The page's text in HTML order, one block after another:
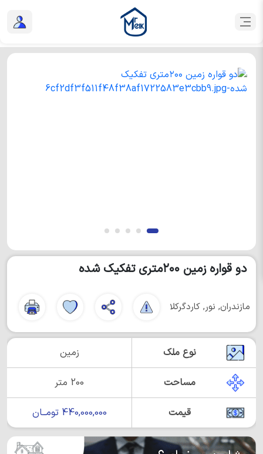
دو قواره زمین ۲۰۰متری تفکیک شده
مازندران, نور, کاردگرکلا
نوع ملک زمین
مساحت 200 متر
قیمت 440,000,000 تومــان